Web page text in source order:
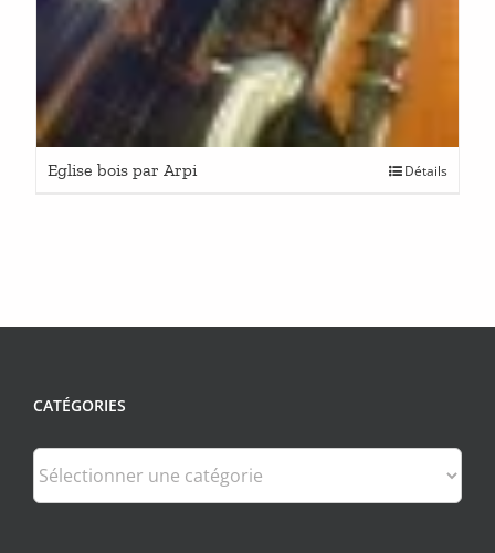
Eglise bois par Arpi Détails
CATÉGORIES
Catégories